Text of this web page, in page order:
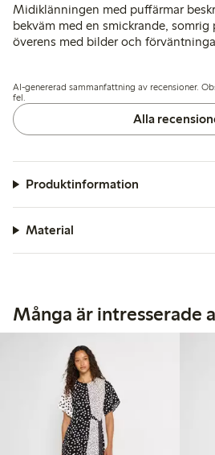
Midiklänningen med puffärmar
bekväm med en smickrande, somrig
överens med bilder och
variation i storlekarna och
uppskattas men ibland beskrivs
skrynkla.
AI-genererad sammanfattning av recensioner.
fel.
Alla
Produktinformation
Material
Många är intresserade